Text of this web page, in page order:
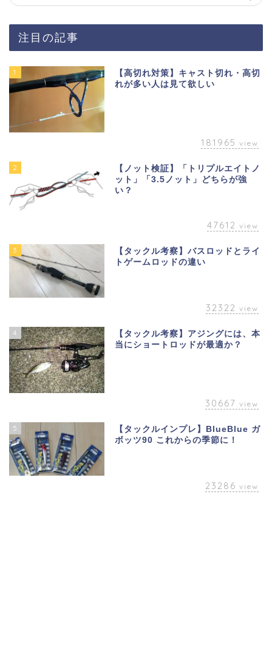
注目の記事
1
【高切れ対策】キャスト切れ・高切
れが多い人は見て欲しい
181965 view
2
【ノット検証】「トリプルエイトノ
ット」「3.5ノット」どちらが強
い？
47612 view
3
【タックル考察】バスロッドとライ
トゲームロッドの違い
32322 view
4
【タックル考察】アジングには、本
当にショートロッドが最適か？
30667 view
5
【タックルインプレ】BlueBlue ガ
ボッツ90 これからの季節に！
23286 view